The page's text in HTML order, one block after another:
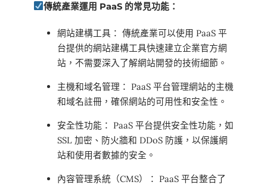
傳統產業運用 PaaS 的常見功能：
網站建構工具： 傳統產業可以使用 PaaS 平
台提供的網站建構工具快速建立企業官方網
站，不需要深入了解網站開發的技術細節。
主機和域名管理： PaaS 平台管理網站的主機
和域名註冊，確保網站的可用性和安全性。
安全性功能： PaaS 平台提供安全性功能，如
SSL 加密、防火牆和 DDoS 防護，以保護網
站和使用者數據的安全。
內容管理系統（CMS）： PaaS 平台整合了